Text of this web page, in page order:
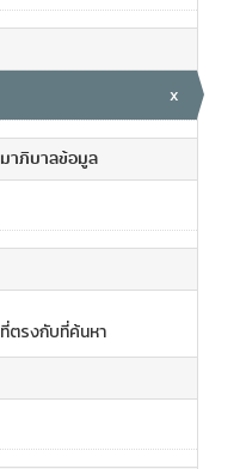
x
าภิบาลข้อมูล
ตรงกับที่ค้นหา